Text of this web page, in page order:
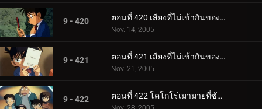
9 - 420 ตอนที่ 420 เสียงที่ไม่เข้ากันของสตราดีวาริอุส (เพลงท่อนกลาง)
Nov. 14, 2005
9 - 421 ตอนที่ 421 เสียงที่ไม่เข้ากันของสตราดีวาริอุส (เพลงส่งท้าย)
Nov. 21, 2005
9 - 422 ตอนที่ 422 โคโกโร่เมามายที่ซัสสึมะ (ตอนแรก)